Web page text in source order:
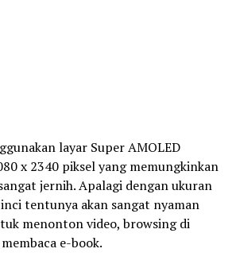
layar Super AMOLED
x 2340 piksel yang memungkinkan
jernih. Apalagi dengan ukuran
tentunya akan sangat nyaman
menonton video, browsing di
e-book.